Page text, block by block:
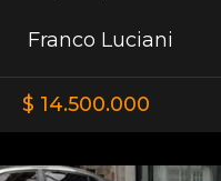
Franco Luciani
$ 14.500.000